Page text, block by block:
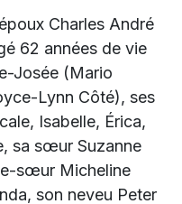
Charles André
62 années de vie
Josée (Mario
Lynn Côté), ses
Isabelle, Érica,
sa sœur Suzanne
sœur Micheline
son neveu Peter